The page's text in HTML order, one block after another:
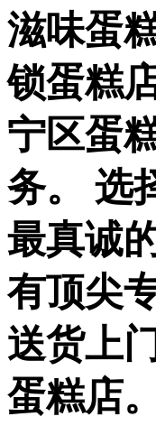
滋味蛋
锁蛋糕
宁区蛋
务。 选
最真诚
有顶尖
送货上
蛋糕店。